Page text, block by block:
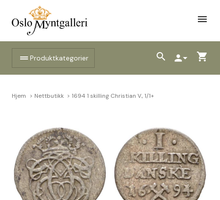
menu
drag_handle Produktkategorier search personarrow_drop_down shopping_cart
Hjem Nettbutikk 1694 1 skilling Christian V., 1/1+